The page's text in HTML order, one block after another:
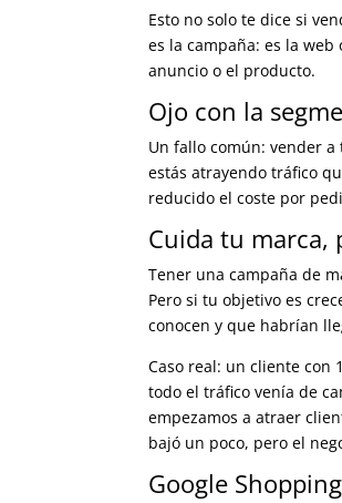
Esto no solo te dice si
es la campaña: es la
anuncio o el producto.
Ojo con la
Un fallo común: vender a
estás atrayendo tráfico
reducido el coste por
Cuida tu marca,
Tener una campaña de
Pero si tu objetivo es
conocen y que habrían
Caso real: un cliente con
todo el tráfico venía de
empezamos a atraer
bajó un poco, pero el
Google